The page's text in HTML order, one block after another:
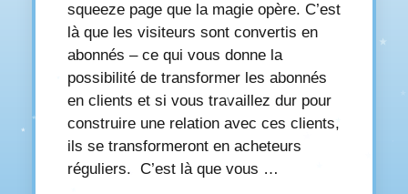
squeeze page que la magie opère. C’est
là que les visiteurs sont convertis en
abonnés – ce qui vous donne la
possibilité de transformer les abonnés
en clients et si vous travaillez dur pour
construire une relation avec ces clients,
ils se transformeront en acheteurs
réguliers. C’est là que vous …